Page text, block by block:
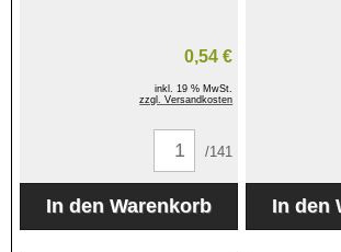
0,54 €
inkl. 19 % MwSt.
zzgl. Versandkosten
/141